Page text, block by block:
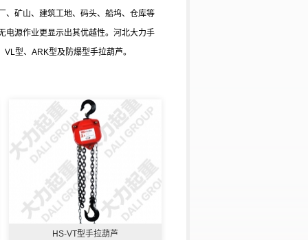
、矿山、建筑工地、码头、船坞、仓库等
电源作业更显示出其优越性。河北大力手
型、ARK型及防爆型手拉葫芦。
HS-VT型手拉葫芦